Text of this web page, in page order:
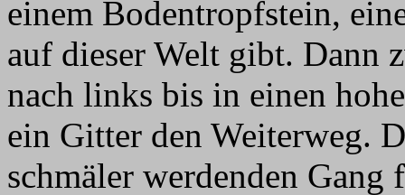
einem Bodentropfstein,
auf dieser Welt gibt. Dann
nach links bis in einen
ein Gitter den Weiterweg.
schmäler werdenden Gang